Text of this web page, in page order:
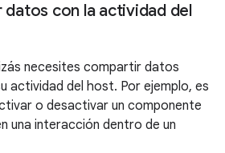
con la actividad del
necesites compartir datos
actividad del host. Por ejemplo, es
o desactivar un componente
una interacción dentro de un